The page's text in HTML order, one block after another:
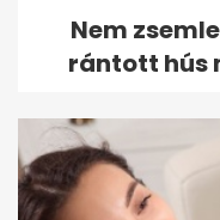
Nem
rántott hús